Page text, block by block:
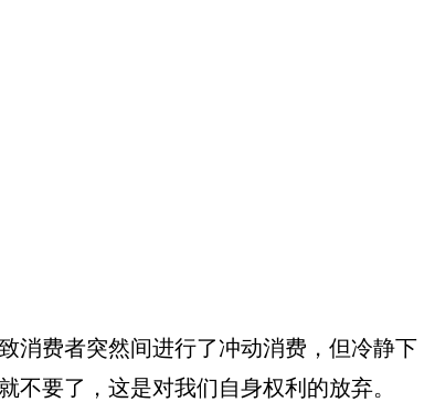
消费者突然间进行了冲动消费，但冷静下
要了，这是对我们自身权利的放弃。